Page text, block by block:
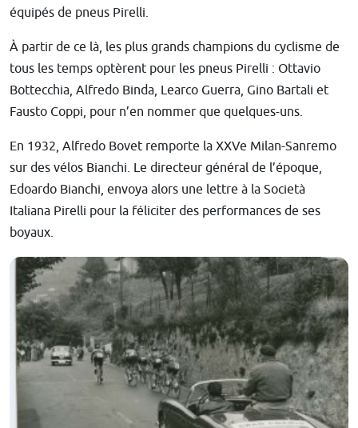
équipés de pneus Pirelli.
À partir de ce là, les plus grands champions du cyclisme de
tous les temps optèrent pour les pneus Pirelli : Ottavio
Bottecchia, Alfredo Binda, Learco Guerra, Gino Bartali et
Fausto Coppi, pour n’en nommer que quelques-uns.
En 1932, Alfredo Bovet remporte la XXVe Milan-Sanremo
sur des vélos Bianchi. Le directeur général de l’époque,
Edoardo Bianchi, envoya alors une lettre à la Società
Italiana Pirelli pour la féliciter des performances de ses
boyaux.